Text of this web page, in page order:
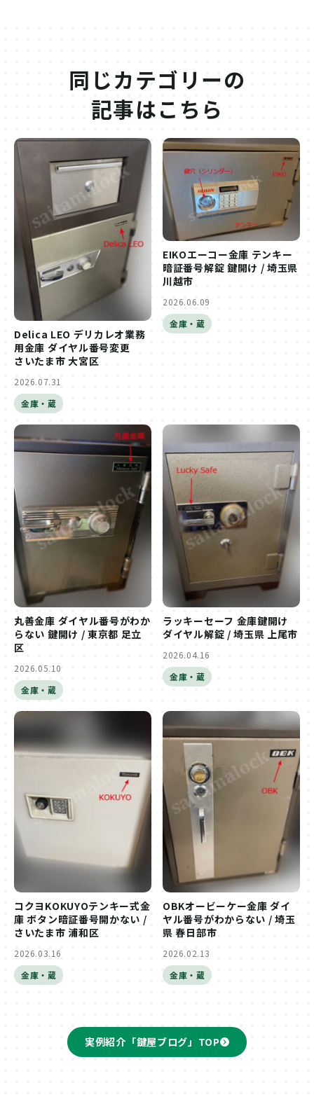
同じカテゴリーの
記事はこちら
Delica LEO デリカレオ業務
用金庫 ダイヤル番号変更
さいたま市 大宮区
2026.07.31
金庫・蔵
EIKOエーコー金庫 テンキー
暗証番号解錠 鍵開け / 埼玉県
川越市
2026.06.09
金庫・蔵
丸善金庫 ダイヤル番号がわか
らない 鍵開け / 東京都 足立
区
2026.05.10
金庫・蔵
ラッキーセーフ 金庫鍵開け
ダイヤル解錠 / 埼玉県 上尾市
2026.04.16
金庫・蔵
コクヨKOKUYOテンキー式金
庫 ボタン暗証番号開かない /
さいたま市 浦和区
2026.03.16
金庫・蔵
OBKオービーケー金庫 ダイ
ヤル番号がわからない / 埼玉
県 春日部市
2026.02.13
金庫・蔵
実例紹介「鍵屋ブログ」TOP